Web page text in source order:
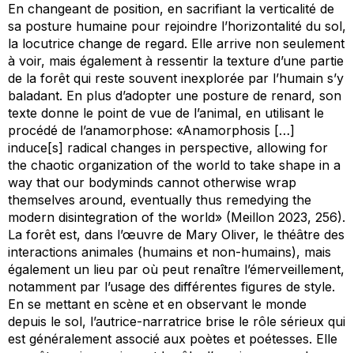
En changeant de position, en sacrifiant la verticalité de
sa posture humaine pour rejoindre l’horizontalité du sol,
la locutrice change de regard. Elle arrive non seulement
à voir, mais également à ressentir la texture d’une partie
de la forêt qui reste souvent inexplorée par l’humain s’y
baladant. En plus d’adopter une posture de renard, son
texte donne le point de vue de l’animal, en utilisant le
procédé de l’anamorphose: «Anamorphosis […]
induce[s] radical changes in perspective, allowing for
the chaotic organization of the world to take shape in a
way that our bodyminds cannot otherwise wrap
themselves around, eventually thus remedying the
modern disintegration of the world» (Meillon 2023, 256).
La forêt est, dans l’œuvre de Mary Oliver, le théâtre des
interactions animales (humains et non-humains), mais
également un lieu par où peut renaître l’émerveillement,
notamment par l’usage des différentes figures de style.
En se mettant en scène et en observant le monde
depuis le sol, l’autrice-narratrice brise le rôle sérieux qui
est généralement associé aux poètes et poétesses. Elle